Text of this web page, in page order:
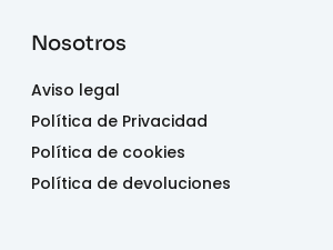
Nosotros
Aviso legal
Política de Privacidad
Política de cookies
Política de devoluciones